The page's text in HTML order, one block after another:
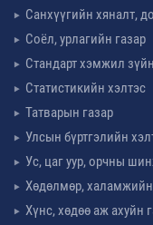
Санхүүгийн хяналт,
Соёл, урлагийн газар
Стандарт хэмжил
Статистикийн хэлтэс
Татварын газар
Улсын бүртгэлийн
Ус, цаг уур, орчны
Хөдөлмөр,
Хүнс, хөдөө аж ахуйн